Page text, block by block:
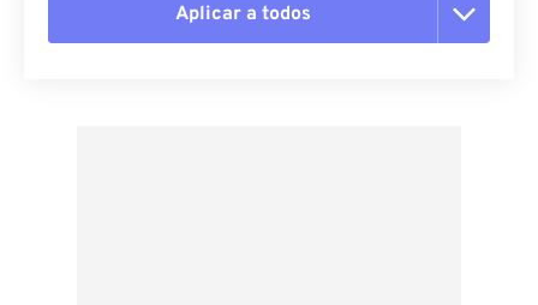
Aplicar a todos